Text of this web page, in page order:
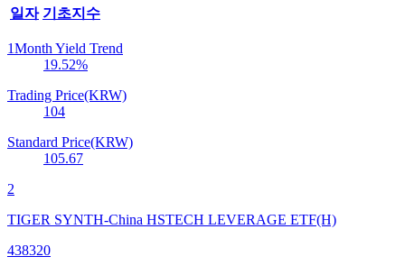
일자 기초지수
1Month Yield Trend
19.52%
Trading Price(KRW)
104
Standard Price(KRW)
105.67
2
TIGER SYNTH-China HSTECH LEVERAGE ETF(H)
438320